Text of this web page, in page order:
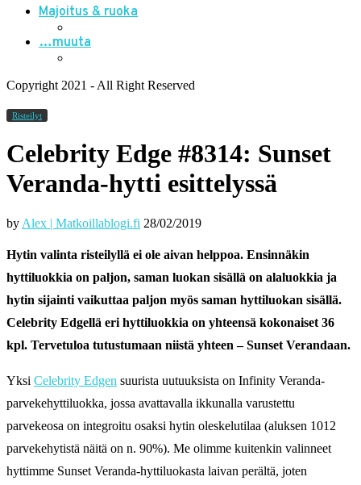
Majoitus & ruoka
…muuta
Copyright 2021 - All Right Reserved
Risteilyt
Celebrity Edge #8314: Sunset
Veranda-hytti esittelyssä
by Alex | Matkoillablogi.fi 28/02/2019
Hytin valinta risteilyllä ei ole aivan helppoa. Ensinnäkin
hyttiluokkia on paljon, saman luokan sisällä on alaluokkia ja
hytin sijainti vaikuttaa paljon myös saman hyttiluokan sisällä.
Celebrity Edgellä eri hyttiluokkia on yhteensä kokonaiset 36
kpl. Tervetuloa tutustumaan niistä yhteen – Sunset Verandaan.
Yksi Celebrity Edgen suurista uutuuksista on Infinity Veranda-
parvekehyttiluokka, jossa avattavalla ikkunalla varustettu
parvekeosa on integroitu osaksi hytin oleskelutilaa (aluksen 1012
parvekehytistä näitä on n. 90%). Me olimme kuitenkin valinneet
hyttimme Sunset Veranda-hyttiluokasta laivan perältä, joten